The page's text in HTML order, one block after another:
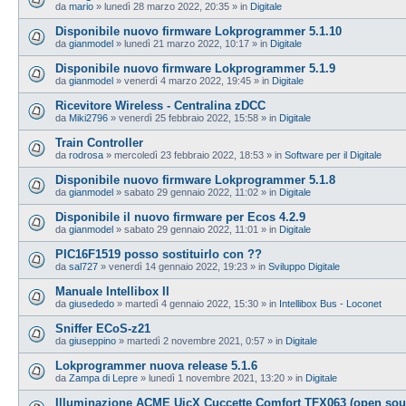
da mario » lunedì 28 marzo 2022, 20:35 » in Digitale
Disponibile nuovo firmware Lokprogrammer 5.1.10
da gianmodel » lunedì 21 marzo 2022, 10:17 » in Digitale
Disponibile nuovo firmware Lokprogrammer 5.1.9
da gianmodel » venerdì 4 marzo 2022, 19:45 » in Digitale
Ricevitore Wireless - Centralina zDCC
da Miki2796 » venerdì 25 febbraio 2022, 15:58 » in Digitale
Train Controller
da rodrosa » mercoledì 23 febbraio 2022, 18:53 » in Software per il Digitale
Disponibile nuovo firmware Lokprogrammer 5.1.8
da gianmodel » sabato 29 gennaio 2022, 11:02 » in Digitale
Disponibile il nuovo firmware per Ecos 4.2.9
da gianmodel » sabato 29 gennaio 2022, 11:01 » in Digitale
PIC16F1519 posso sostituirlo con ??
da sal727 » venerdì 14 gennaio 2022, 19:23 » in Sviluppo Digitale
Manuale Intellibox II
da giusededo » martedì 4 gennaio 2022, 15:30 » in Intellibox Bus - Loconet
Sniffer ECoS-z21
da giuseppino » martedì 2 novembre 2021, 0:57 » in Digitale
Lokprogrammer nuova release 5.1.6
da Zampa di Lepre » lunedì 1 novembre 2021, 13:20 » in Digitale
Illuminazione ACME UicX Cuccette Comfort TFX063 (open